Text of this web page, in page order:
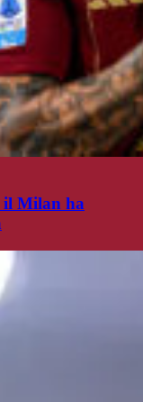
il Milan ha